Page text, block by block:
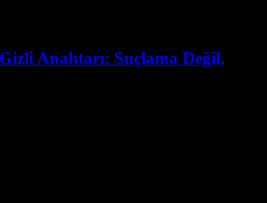
Gizli Anahtarı: Suçlama Değil,